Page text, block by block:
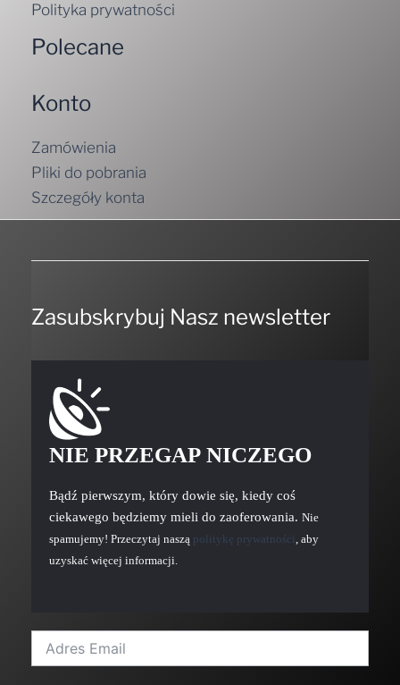
Polityka prywatności
Polecane
Konto
Zamówienia
Pliki do pobrania
Szczegóły konta
Zasubskrybuj Nasz newsletter
NIE PRZEGAP NICZEGO
Bądź pierwszym, który dowie się, kiedy coś
ciekawego będziemy mieli do zaoferowania. Nie
spamujemy! Przeczytaj naszą politykę prywatności, aby
uzyskać więcej informacji.